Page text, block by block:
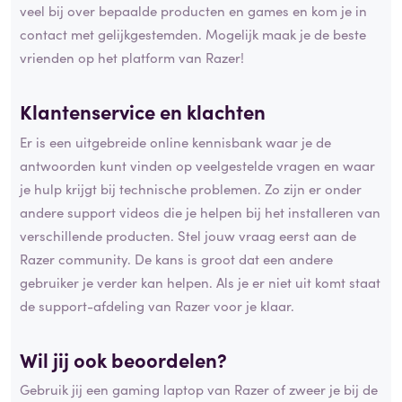
veel bij over bepaalde producten en games en kom je in
contact met gelijkgestemden. Mogelijk maak je de beste
vrienden op het platform van Razer!
Klantenservice en klachten
Er is een uitgebreide online kennisbank waar je de
antwoorden kunt vinden op veelgestelde vragen en waar
je hulp krijgt bij technische problemen. Zo zijn er onder
andere support videos die je helpen bij het installeren van
verschillende producten. Stel jouw vraag eerst aan de
Razer community. De kans is groot dat een andere
gebruiker je verder kan helpen. Als je er niet uit komt staat
de support-afdeling van Razer voor je klaar.
Wil jij ook beoordelen?
Gebruik jij een gaming laptop van Razer of zweer je bij de